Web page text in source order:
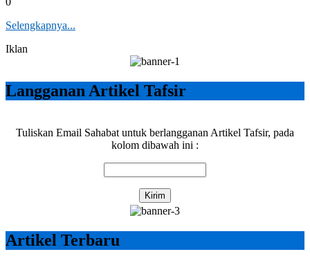
Selengkapnya...
Iklan
Langganan Artikel Tafsir
Tuliskan Email Sahabat untuk berlangganan Artikel Tafsir, pada
kolom dibawah ini :
Artikel Terbaru